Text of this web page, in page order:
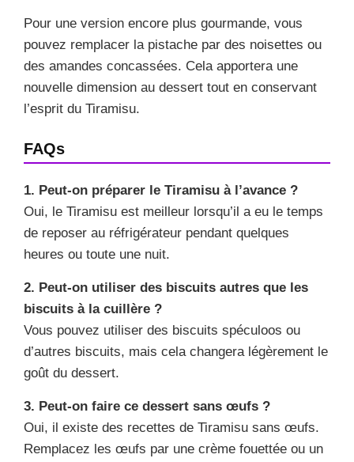
Pour une version encore plus gourmande, vous
pouvez remplacer la pistache par des noisettes ou
des amandes concassées. Cela apportera une
nouvelle dimension au dessert tout en conservant
l’esprit du Tiramisu.
FAQs
1. Peut-on préparer le Tiramisu à l’avance ?
Oui, le Tiramisu est meilleur lorsqu’il a eu le temps
de reposer au réfrigérateur pendant quelques
heures ou toute une nuit.
2. Peut-on utiliser des biscuits autres que les
biscuits à la cuillère ?
Vous pouvez utiliser des biscuits spéculoos ou
d’autres biscuits, mais cela changera légèrement le
goût du dessert.
3. Peut-on faire ce dessert sans œufs ?
Oui, il existe des recettes de Tiramisu sans œufs.
Remplacez les œufs par une crème fouettée ou un